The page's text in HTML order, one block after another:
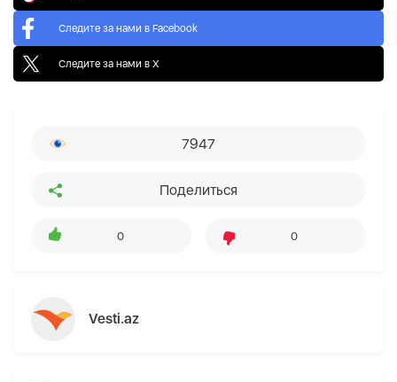
Следите за нами в Facebook
Следите за нами в X
7947
Поделиться
0 0
Vesti.az